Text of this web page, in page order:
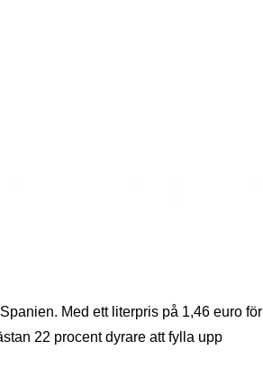
Med ett literpris på 1,46 euro för
22 procent dyrare att fylla upp